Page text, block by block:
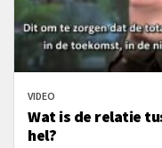
VIDEO
Wat is de relatie
hel?